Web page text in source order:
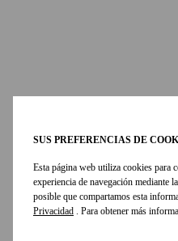
SUS PREFERENCIAS DE
Esta página web utiliza cookies para
experiencia de navegación mediante
posible que compartamos esta
Privacidad . Para obtener más